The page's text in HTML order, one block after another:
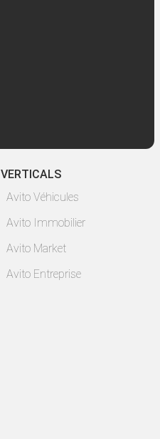
VERTICALS
Avito Véhicules
Avito Immobilier
Avito Market
Avito Entreprise